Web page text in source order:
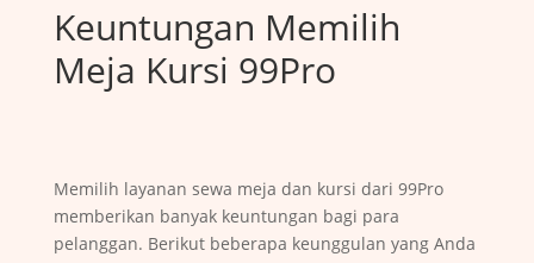
Keuntungan Memilih
Meja Kursi 99Pro
Memilih layanan sewa meja dan kursi dari 99Pro
memberikan banyak keuntungan bagi para
pelanggan. Berikut beberapa keunggulan yang Anda